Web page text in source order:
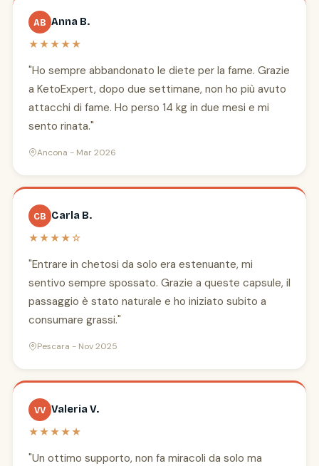
AB Anna B.
★★★★★
"Ho sempre abbandonato le diete per la fame. Grazie
a KetoExpert, dopo due settimane, non ho più avuto
attacchi di fame. Ho perso 14 kg in due mesi e mi
sento rinata."
Ancona - Mar 2026
CB Carla B.
★★★★☆
"Entrare in chetosi da solo era estenuante, mi
sentivo sempre spossato. Grazie a queste capsule, il
passaggio è stato naturale e ho iniziato subito a
consumare grassi."
Pescara - Nov 2025
VV Valeria V.
★★★★★
"Un ottimo supporto, non fa miracoli da solo ma